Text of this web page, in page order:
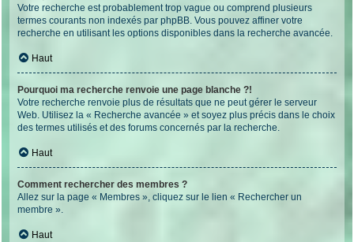
Votre recherche est probablement trop vague ou comprend plusieurs
termes courants non indexés par phpBB. Vous pouvez affiner votre
recherche en utilisant les options disponibles dans la recherche avancée.
Haut
Pourquoi ma recherche renvoie une page blanche ?!
Votre recherche renvoie plus de résultats que ne peut gérer le serveur
Web. Utilisez la « Recherche avancée » et soyez plus précis dans le choix
des termes utilisés et des forums concernés par la recherche.
Haut
Comment rechercher des membres ?
Allez sur la page « Membres », cliquez sur le lien « Rechercher un
membre ».
Haut